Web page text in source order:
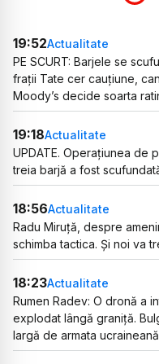
19:52Actualitate
PE SCURT: Barjele se
frații Tate cer cauțiune,
Moody’s decide soarta
19:18Actualitate
UPDATE. Operațiunea de
treia barjă a fost
18:56Actualitate
Radu Miruță, despre
schimba tactica. Și noi va
18:23Actualitate
Rumen Radev: O dronă a
explodat lângă graniță.
largă de armata ucraineană